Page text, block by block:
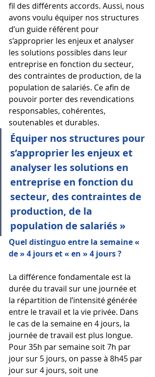
fil des différents accords. Aussi, nous
avons voulu équiper nos structures
d’un guide référent pour
s’approprier les enjeux et analyser
les solutions possibles dans leur
entreprise en fonction du secteur,
des contraintes de production, de la
population de salariés. Ce afin de
pouvoir porter des revendications
responsables, cohérentes,
soutenables et durables.
Équiper nos structures pour
s’approprier les enjeux et
analyser les solutions en
entreprise en fonction du
secteur, des contraintes de
production, de la
population de salariés »
Quel distinguo entre la semaine «
de » 4 jours et « en » 4 jours ?
La différence fondamentale est la
durée du travail sur une journée et
la répartition de l’intensité générée
entre le travail et la vie privée. Dans
le cas de la semaine en 4 jours, la
journée de travail est plus longue.
Pour 35h par semaine soit 7h par
jour sur 5 jours, on passe à 8h45 par
jour sur 4 jours, soit une